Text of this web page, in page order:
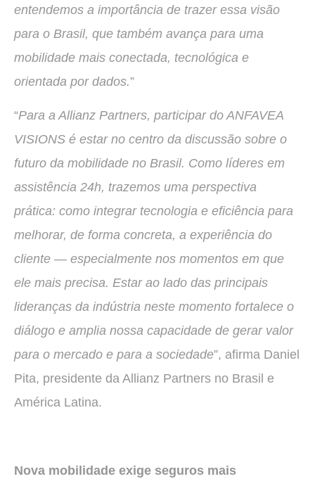
entendemos a importância de trazer essa visão
para o Brasil, que também avança para uma
mobilidade mais conectada, tecnológica e
orientada por dados.”
“Para a Allianz Partners, participar do ANFAVEA
VISIONS é estar no centro da discussão sobre o
futuro da mobilidade no Brasil. Como líderes em
assistência 24h, trazemos uma perspectiva
prática: como integrar tecnologia e eficiência para
melhorar, de forma concreta, a experiência do
cliente — especialmente nos momentos em que
ele mais precisa. Estar ao lado das principais
lideranças da indústria neste momento fortalece o
diálogo e amplia nossa capacidade de gerar valor
para o mercado e para a sociedade”, afirma Daniel
Pita, presidente da Allianz Partners no Brasil e
América Latina.
Nova mobilidade exige seguros mais